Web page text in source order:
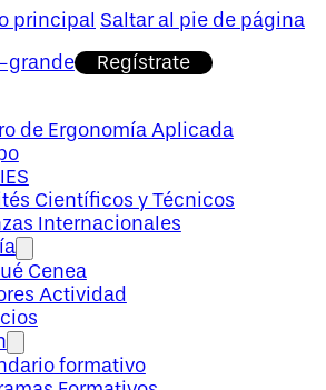
principal Saltar al pie de página
Regístrate
de Ergonomía Aplicada
Científicos y Técnicos
Internacionales
Cenea
Actividad
formativo